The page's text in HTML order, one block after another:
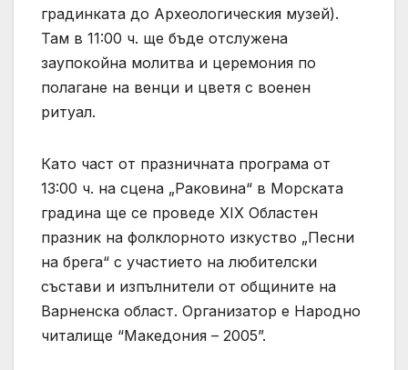
градинката до Археологическия музей).
Там в 11:00 ч. ще бъде отслужена
заупокойна молитва и церемония по
полагане на венци и цветя с военен
ритуал.
Като част от празничната програма от
13:00 ч. на сцена „Раковина“ в Морската
градина ще се проведе XIX Областен
празник на фолклорното изкуство „Песни
на брега“ с участието на любителски
състави и изпълнители от общините на
Варненска област. Организатор е Народно
читалище “Македония – 2005”.